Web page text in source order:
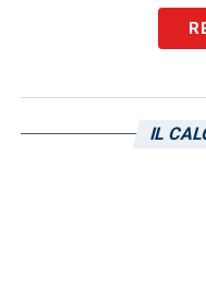
perché i
riporta l’edizione
ammonta ad un
IL